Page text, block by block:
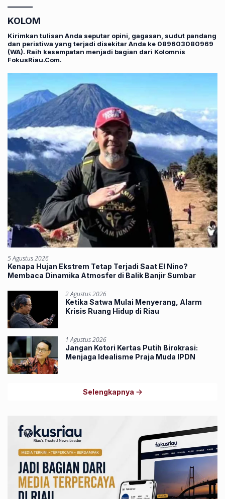
KOLOM
Kirimkan tulisan Anda seputar opini, gagasan, sudut pandang
dan peristiwa yang terjadi disekitar Anda ke 089603080969
(WA). Raih kesempatan menjadi bagian dari Kolomnis
FokusRiau.Com.
5 Agustus 2026
Kenapa Hujan Ekstrem Tetap Terjadi Saat El Nino?
Membaca Dinamika Atmosfer di Balik Banjir Sumbar
2 Agustus 2026
Ketika Satwa Mulai Menyerang, Alarm
Krisis Ruang Hidup di Riau
1 Agustus 2026
Jangan Kotori Kertas Putih Birokrasi:
Menjaga Idealisme Praja Muda IPDN
Selengkapnya